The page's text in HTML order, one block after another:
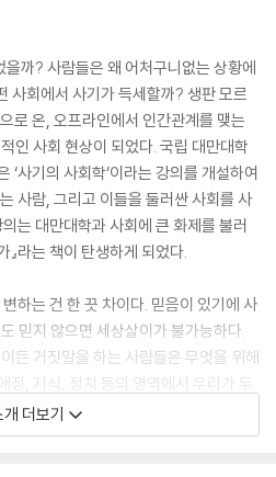
까? 사람들은 왜 어처구니없는 상황에
사회에서 사기가 득세할까? 생판 모르
로 온, 오프라인에서 인간관계를 맺는
인 사회 현상이 되었다. 국립 대만대학
‘사기의 사회학’이라는 강의를 개설하여
사람, 그리고 이들을 둘러싼 사회를 사
는 대만대학과 사회에 큰 화제를 불러
』라는 책이 탄생하게 되었다.
하는 건 한 끗 차이다. 믿음이 있기에 사
믿지 않으면 세상살이가 불가능하다.
든 거짓말을 하는 사람들은 무엇을 위해
정, 지식, 정치 등의 영역에서 우리가 두
까? 이에 대해 저자는 사회학, 심리학,
연구를 토대로 ‘사기와 신뢰’의 관계를
개 더보기